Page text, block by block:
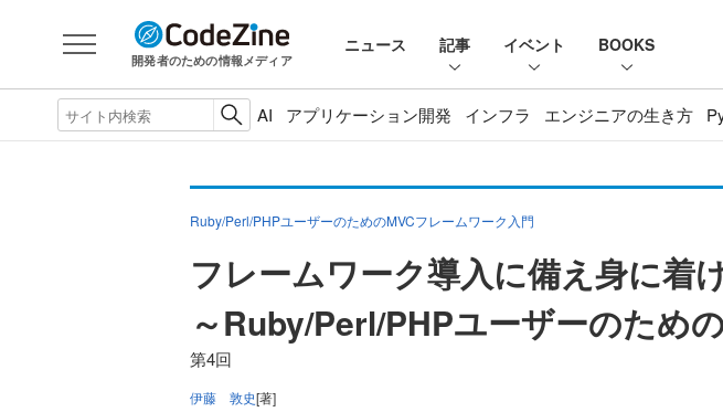
開発者のための情報メディア
ニュース 記事 イベント BOOKS
AI アプリケーション開発 インフラ エンジニアの生き方
Ruby/Perl/PHPユーザーのためのMVCフレームワーク入門
フレームワーク導入に備え身に着
～Ruby/Perl/PHPユーザーのため
第4回
伊藤 敦史[著]